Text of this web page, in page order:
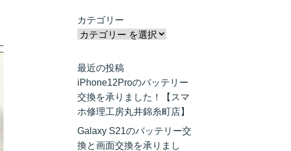
カテゴリー
最近の投稿
iPhone12Proのバッテリー
交換を承りました！【スマ
ホ修理工房丸井錦糸町店】
Galaxy S21のバッテリー交
換と画面交換を承りまし